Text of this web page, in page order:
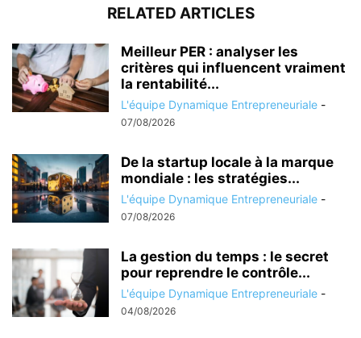
RELATED ARTICLES
Meilleur PER : analyser les
critères qui influencent vraiment
la rentabilité...
L'équipe Dynamique Entrepreneuriale -
07/08/2026
De la startup locale à la marque
mondiale : les stratégies...
L'équipe Dynamique Entrepreneuriale -
07/08/2026
La gestion du temps : le secret
pour reprendre le contrôle...
L'équipe Dynamique Entrepreneuriale -
04/08/2026